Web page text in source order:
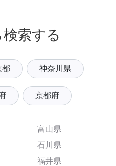
索する
都 神奈川県
京都府
富山県
石川県
福井県